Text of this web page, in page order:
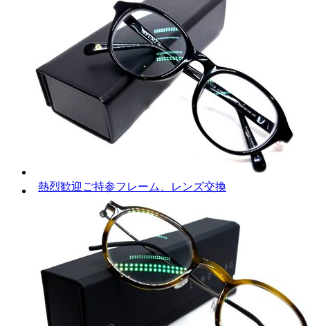
熱烈歓迎ご持参フレーム、レンズ交換